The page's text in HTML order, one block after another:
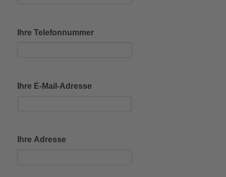
Ihre Telefonnummer
Ihre E-Mail-Adresse
Ihre Adresse